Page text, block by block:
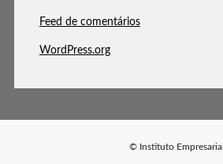
Feed de comentários
WordPress.org
© Instituto Empresarial